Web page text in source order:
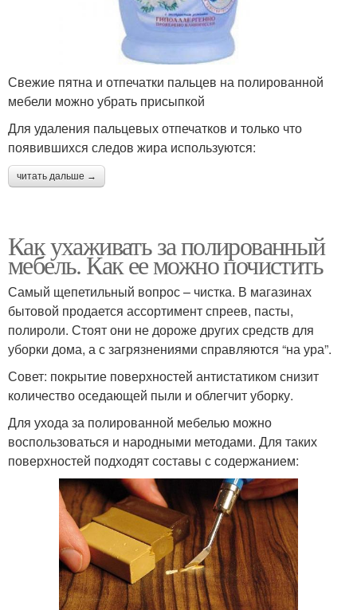
Свежие пятна и отпечатки пальцев на полированной
мебели можно убрать присыпкой
Для удаления пальцевых отпечатков и только что
появившихся следов жира используются:
читать дальше →
Как ухаживать за полированный
мебель. Как ее можно почистить
Самый щепетильный вопрос – чистка. В магазинах
бытовой продается ассортимент спреев, пасты,
полироли. Стоят они не дороже других средств для
уборки дома, а с загрязнениями справляются “на ура”.
Совет: покрытие поверхностей антистатиком снизит
количество оседающей пыли и облегчит уборку.
Для ухода за полированной мебелью можно
воспользоваться и народными методами. Для таких
поверхностей подходят составы с содержанием: